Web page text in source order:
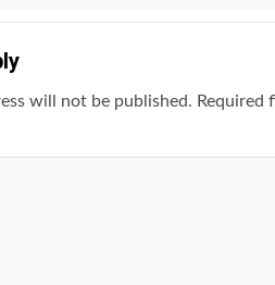
will not be published. Required